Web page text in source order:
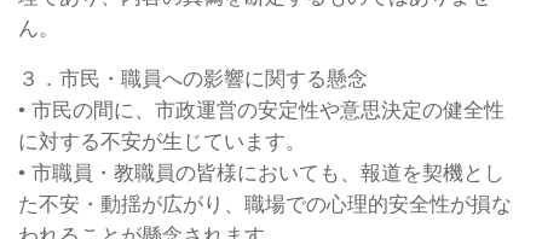
ん。
３．市民・職員への影響に関する懸念
• 市民の間に、市政運営の安定性や意思決定の健全性
に対する不安が生じています。
• 市職員・教職員の皆様においても、報道を契機とし
た不安・動揺が広がり、職場での心理的安全性が損な